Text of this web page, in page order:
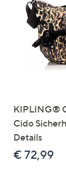
KIPLING®
Cido
Details
€ 72,99